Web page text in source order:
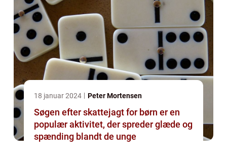
18 januar 2024 Peter Mortensen
Søgen efter skattejagt for børn er en
populær aktivitet, der spreder glæde og
spænding blandt de unge